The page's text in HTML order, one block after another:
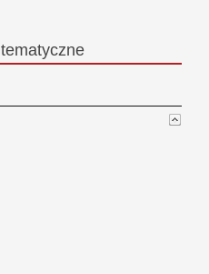
tematyczne